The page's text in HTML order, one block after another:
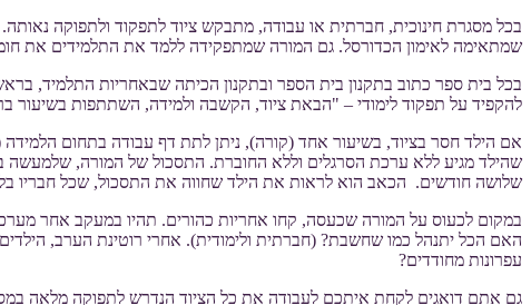
בכל מסגרת חינוכית, חברתית או עבודה, מתבקש ציוד לתפקוד ולתפוקה
שמתאימה לאימון הכדורסל. גם המורה שמתפקידה ללמד את התלמידים את
בכל בית ספר כתוב בתקנון בית הספר ובתקנון הכיתה שבאחריות התלמיד,
להקפיד על תפקוד לימודי – "הבאת ציוד, הקשבה ולמידה, השתתפות בשיעור
אם הילד חסר בציוד, בשיעור אחד (קורה), ניתן לתת דף עבודה בתחום
שהילד מגיע ללא ערכת הסרגלים וללא החוברת. התסכול של המורה, שלמעשה
שלושה חודשים. הכאב הוא לראות את הילד שחווה את התסכול, שכל חבריו
במקום לכעוס על המורה שכעסה, קחו אחריות כהורים. תהיו במעקב אחר
האם הכל יתנהל כמו שחשבת? (חברתית ולימודית). אחרי רוטינת הערב,
עפרונות מחודדים?
גם אתם דואגים לקחת איתכם לעבודה את כל הציוד הנדרש לתפוקה מלאה